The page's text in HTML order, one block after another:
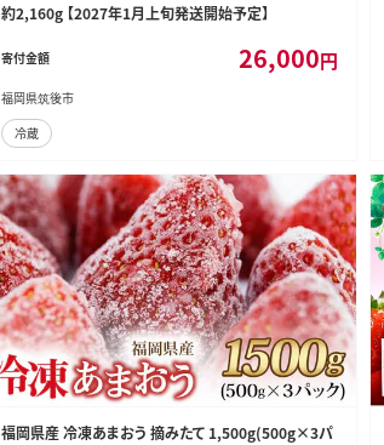
約2,160g 【2027年1月上旬発送開始予定】
寄付金額 26,000円
福岡県筑後市
冷蔵
福岡県産 冷凍あまおう 摘みたて 1,500g(500g×3パ